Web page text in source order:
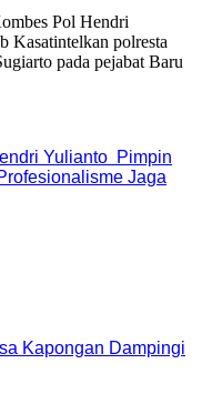
Yulianto Pimpin
Jaga
Kapongan Dampingi